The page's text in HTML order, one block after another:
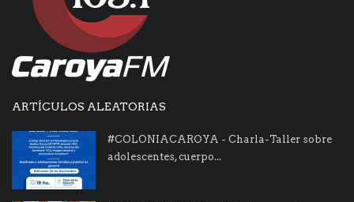
ARTÍCULOS ALEATORIAS
#COLONIACAROYA - Charla-Taller sobre
adolescentes, cuerpo...